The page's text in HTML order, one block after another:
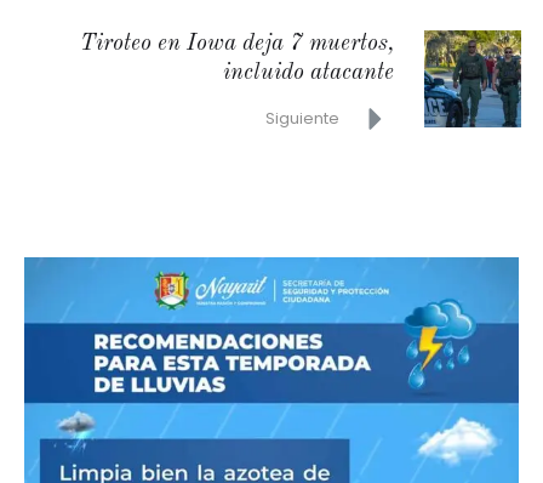
Tiroteo en Iowa deja 7 muertos,
incluido atacante
Siguiente